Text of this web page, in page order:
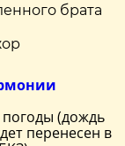
брата
погоды (дождь
перенесен в